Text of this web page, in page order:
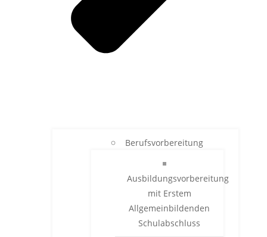
Berufsvorbereitung
Ausbildungsvorbereitung
mit Erstem
Allgemeinbildenden
Schulabschluss